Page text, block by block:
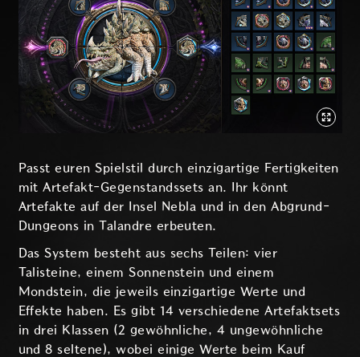
Passt euren Spielstil durch einzigartige Fertigkeiten
mit Artefakt-Gegenstandssets an. Ihr könnt
Artefakte auf der Insel Nebla und in den Abgrund-
Dungeons in Talandre erbeuten.
Das System besteht aus sechs Teilen: vier
Talisteine, einem Sonnenstein und einem
Mondstein, die jeweils einzigartige Werte und
Effekte haben. Es gibt 14 verschiedene Artefaktsets
in drei Klassen (2 gewöhnliche, 4 ungewöhnliche
und 8 seltene), wobei einige Werte beim Kauf